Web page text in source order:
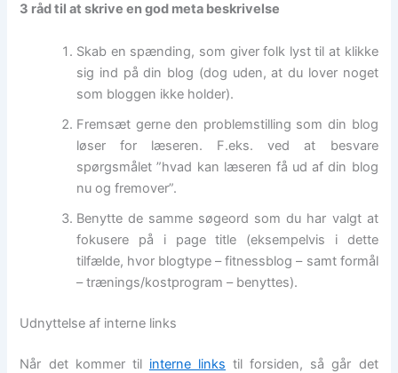
3 råd til at skrive en god meta beskrivelse
Skab en spænding, som giver folk lyst til at klikke
sig ind på din blog (dog uden, at du lover noget
som bloggen ikke holder).
Fremsæt gerne den problemstilling som din blog
løser for læseren. F.eks. ved at besvare
spørgsmålet ”hvad kan læseren få ud af din blog
nu og fremover”.
Benytte de samme søgeord som du har valgt at
fokusere på i page title (eksempelvis i dette
tilfælde, hvor blogtype – fitnessblog – samt formål
– trænings/kostprogram – benyttes).
Udnyttelse af interne links
Når det kommer til interne links til forsiden, så går det